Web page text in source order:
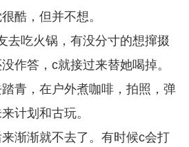
酷，但并不想。
去吃火锅，有没分寸的想撺掇
作答，c就接过来替她喝掉。
青，在户外煮咖啡，拍照，弹
计划和古玩。
渐渐就不去了。有时候c会打